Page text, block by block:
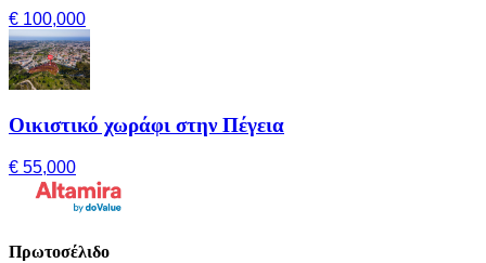
€ 100,000
Οικιστικό χωράφι στην Πέγεια
€ 55,000
Πρωτοσέλιδο